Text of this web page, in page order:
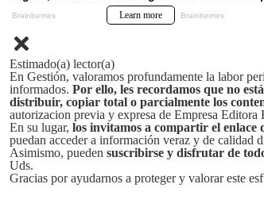
Estimado(a) lector(a)
En Gestión, valoramos profundamente la labor
informados. Por ello, les recordamos que no
distribuir, copiar total o parcialmente los
autorizacion previa y expresa de Empresa
En su lugar, los invitamos a compartir el enlace
puedan acceder a información veraz y de calidad
Asimismo, pueden suscribirse y disfrutar de
Uds.
Gracias por ayudarnos a proteger y valorar este